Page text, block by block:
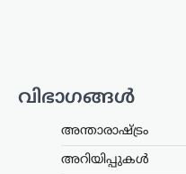
വിഭാഗങ്ങൾ
അന്താരാഷ്ട്രം
അറിയിപ്പുകൾ